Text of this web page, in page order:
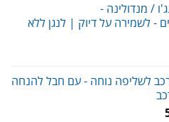
הוא:
69.00 ₪.
/ מנדולינה -
- לשמירה על דיוק | לנגן ללא
לשליפה נוחה - עם חבל להנחה
המחיר